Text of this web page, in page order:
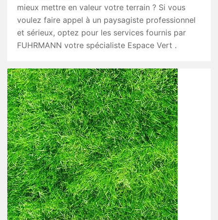
mieux mettre en valeur votre terrain ? Si vous
voulez faire appel à un paysagiste professionnel
et sérieux, optez pour les services fournis par
FUHRMANN votre spécialiste Espace Vert .